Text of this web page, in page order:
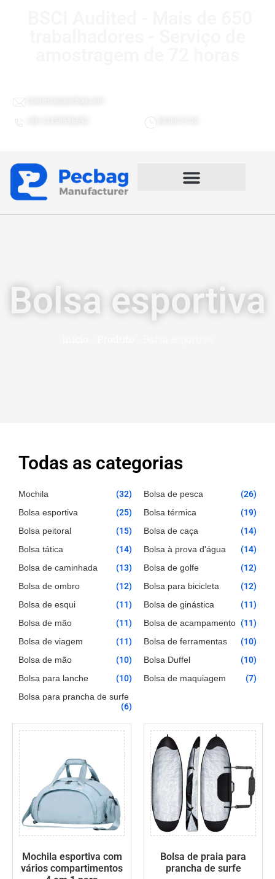
Bolsa esportiva
Todas as categorias
Mochila (32) Bolsa de pesca
(26)
Bolsa esportiva
(25) Bolsa térmica
(19)
Bolsa peitoral
(15) Bolsa de caça
(14)
Bolsa tática
(14) Bolsa à prova d'água
(14)
Bolsa de caminhada
(13) Bolsa de golfe
(12)
Bolsa de ombro
(12) Bolsa para bicicleta
(12)
Bolsa de esqui
(11) Bolsa de ginástica
(11)
Bolsa de mão
(11) Bolsa de acampamento (11)
Bolsa de viagem
(11) Bolsa de ferramentas
(10)
Bolsa de mão
(10) Bolsa Duffel
(10)
Bolsa para lanche
(10) Bolsa de maquiagem
(7)
Bolsa para prancha de surfe
(6)
Mochila esportiva com
vários compartimentos
Bolsa de praia para
prancha de surfe